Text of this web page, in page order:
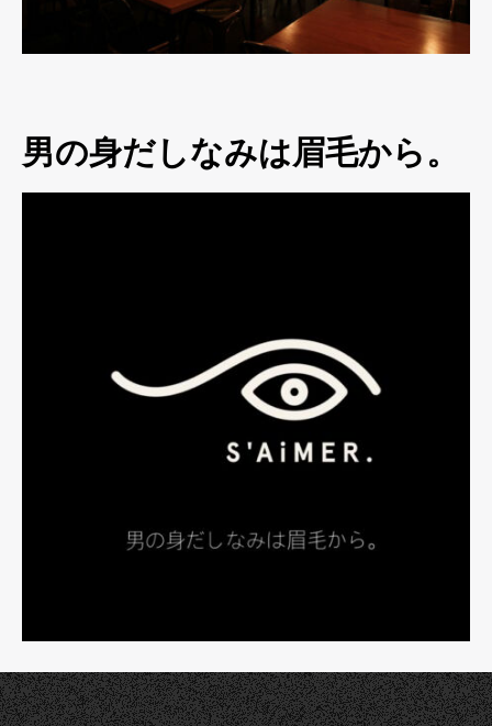
男の身だしなみは眉毛から。